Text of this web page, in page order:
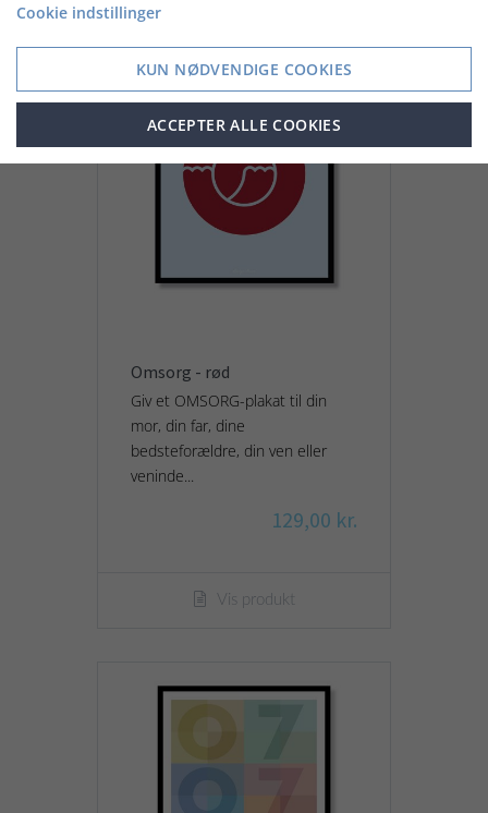
Omsorg - rød
Giv et OMSORG-plakat til din
mor, din far, dine
bedsteforældre, din ven eller
veninde...
129,00 kr.
Vis produkt
Cookie indstillinger
KUN NØDVENDIGE COOKIES
ACCEPTER ALLE COOKIES